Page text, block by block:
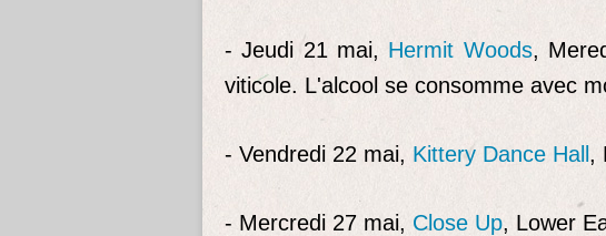
- Jeudi 21 mai, Hermit Woods,
viticole. L'alcool se consomme avec
- Vendredi 22 mai, Kittery Dance Hall ,
- Mercredi 27 mai, Close Up, Lower